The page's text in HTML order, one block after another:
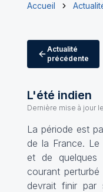
Accueil
Actualité
précédente
L'été indien
Dernière mise à jour le
La période est
de la France.
et de quelques
courant
devrait finir par